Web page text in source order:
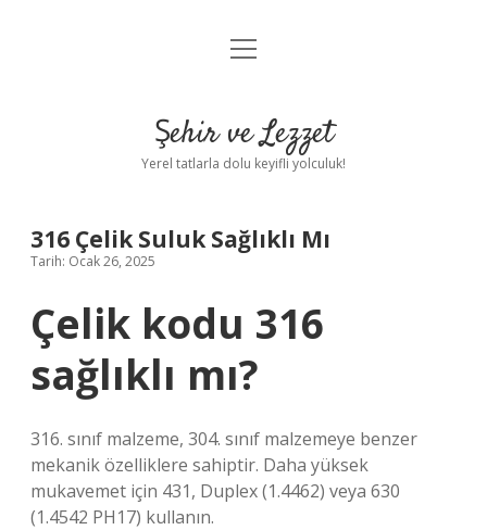
Anasayfa
Yasal Uyarı
menüyü
Şehir ve Lezzet
Yerel tatlarla dolu keyifli yolculuk!
316 Çelik Suluk Sağlıklı Mı
Tarih: Ocak 26, 2025
Çelik kodu 316
sağlıklı mı?
316. sınıf malzeme, 304. sınıf malzemeye benzer
mekanik özelliklere sahiptir. Daha yüksek
mukavemet için 431, Duplex (1.4462) veya 630
(1.4542 PH17) kullanın.